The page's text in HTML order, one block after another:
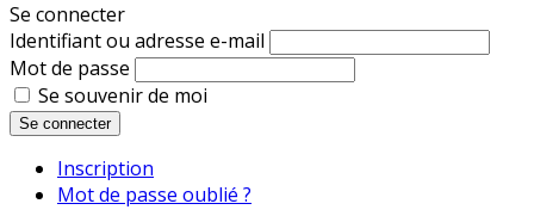
Se connecter
Identifiant ou adresse e-mail
Mot de passe
Se souvenir de moi
Se connecter
Inscription
Mot de passe oublié ?